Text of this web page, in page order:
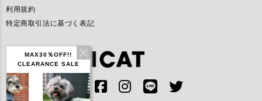
MAX30％OFF!!
CLEARANCE SALE
利用規約
特定商取引法に基づく表記